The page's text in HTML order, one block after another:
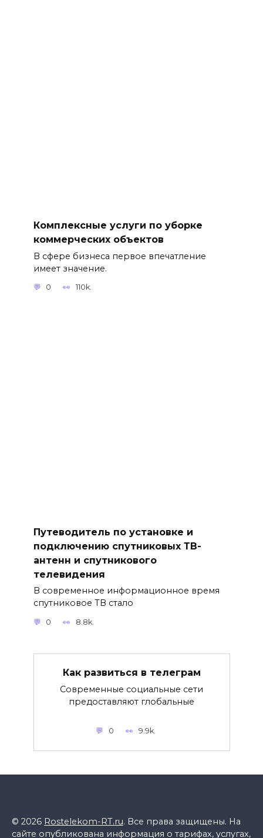
Комплексные услуги по уборке
коммерческих объектов
В сфере бизнеса первое впечатление
имеет значение.
0 110k.
Путеводитель по установке и
подключению спутниковых ТВ-
антенн и спутникового
телевидения
В современное информационное время
спутниковое ТВ стало
0 8.8k.
Как развиться в телеграм
Современные социальные сети
предоставляют глобальные
0 9.9k.
© 2026 Rostelekom-RT.ru. Все права защищены. На
сайте опубликована информация о тарифах, услугах,